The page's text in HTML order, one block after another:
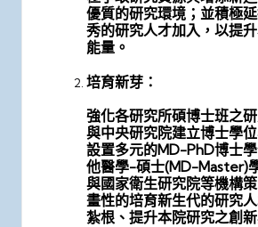
優質的研究環境；並積極
秀的研究人才加入，以提
能量。
培育新芽：
強化各研究所碩博士班之
與中央研究院建立博士學
設置多元的MD-PhD博士
他醫學-碩士(MD-Master)
與國家衛生研究院等機構
畫性的培育新生代的研究
紮根、提升本院研究之創新